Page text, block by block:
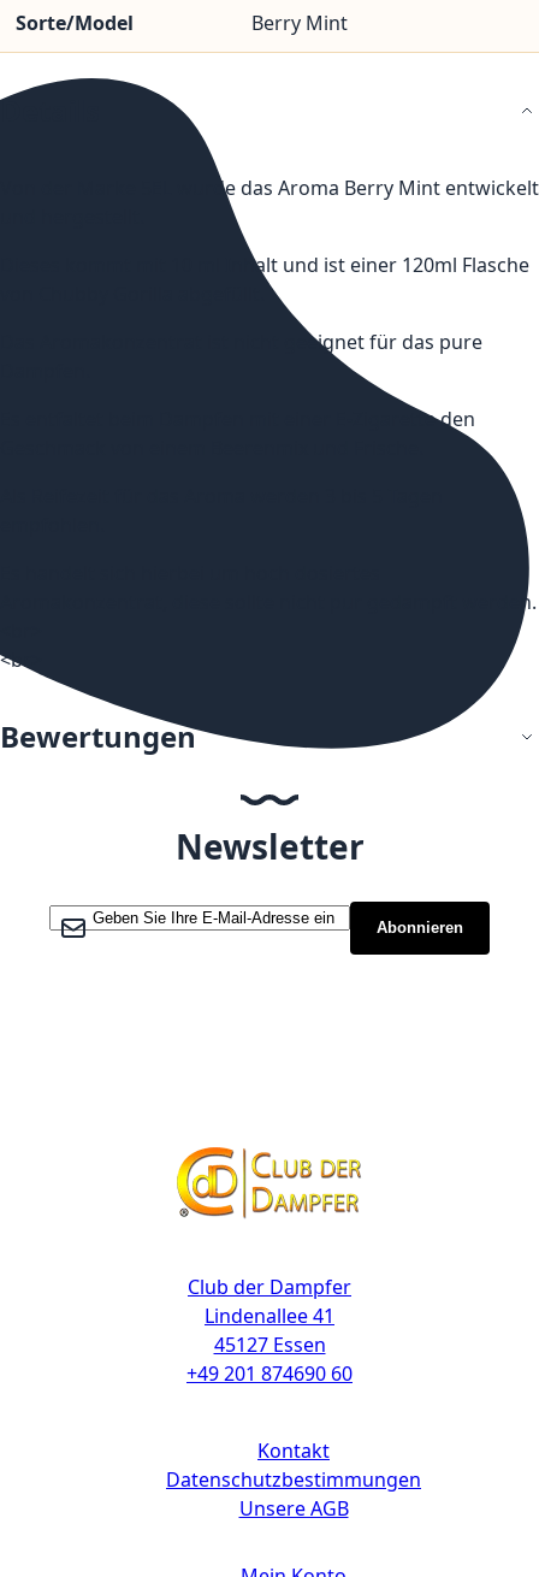
Sorte/Model Berry Mint
Details
Von der Marke 5EL wurde das Aroma Berry Mint entwickelt
Dieses kommt mit 10 ml Inhalt und ist einer 120ml Flasche
Das Aromakonzentrat ist nicht geeignet für das pure
Es entfaltet beim Dampfen mit einer E-Zigarette den
Aromakonzentrat, diese sollte nicht pur gedampft werden.
<br>
Bewertungen
Newsletter
Melden Sie sich für unseren Newsletter an:
Abonnieren
Club der Dampfer
Lindenallee 41
45127 Essen
+49 201 874690 60
Kontakt
Datenschutzbestimmungen
Unsere AGB